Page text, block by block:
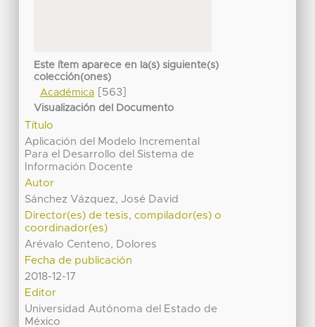
Este ítem aparece en la(s) siguiente(s)
colección(ones)
Académica[563]
Visualización del Documento
Título
Aplicación del Modelo Incremental
Para el Desarrollo del Sistema de
Información Docente
Autor
Sánchez Vázquez, José David
Director(es) de tesis, compilador(es) o
coordinador(es)
Arévalo Centeno, Dolores
Fecha de publicación
2018-12-17
Editor
Universidad Autónoma del Estado de
México